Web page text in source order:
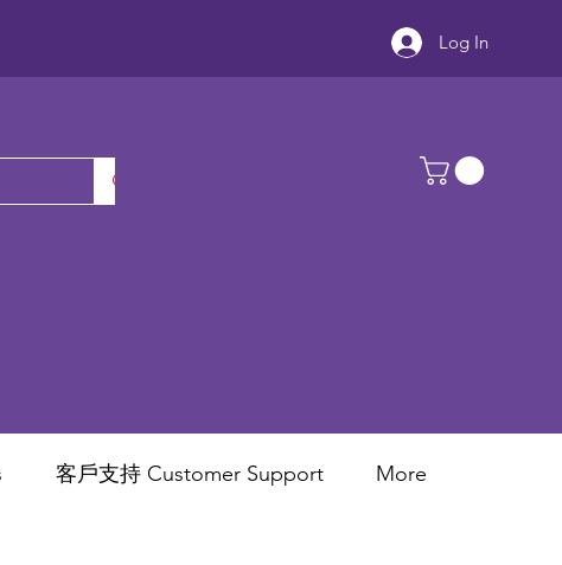
Log In
客戶支持 Customer Support More